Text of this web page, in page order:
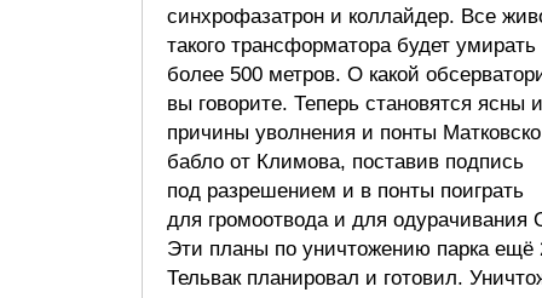
синхрофазатрон и коллайдер. Все
такого трансформатора будет
более 500 метров. О какой
вы говорите. Теперь становятся ясны
причины уволнения и понты
бабло от Климова, поставив подпись
под разрешением и в понты поиграть
для громоотвода и для одурачивания
Эти планы по уничтожению парка ещё
Тельвак планировал и готовил.